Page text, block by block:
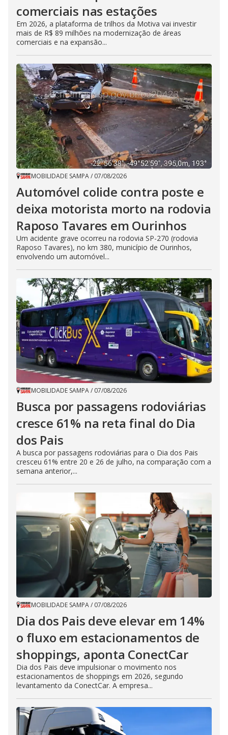
comerciais nas estações
Em 2026, a plataforma de trilhos da Motiva vai investir
mais de R$ 89 milhões na modernização de áreas
comerciais e na expansão...
MOBILIDADE SAMPA/ 07/08/2026
Automóvel colide contra poste e
deixa motorista morto na rodovia
Raposo Tavares em Ourinhos
Um acidente grave ocorreu na rodovia SP-270 (rodovia
Raposo Tavares), no km 380, município de Ourinhos,
envolvendo um automóvel...
MOBILIDADE SAMPA/ 07/08/2026
Busca por passagens rodoviárias
cresce 61% na reta final do Dia
dos Pais
A busca por passagens rodoviárias para o Dia dos Pais
cresceu 61% entre 20 e 26 de julho, na comparação com a
semana anterior,...
MOBILIDADE SAMPA/ 07/08/2026
Dia dos Pais deve elevar em 14%
o fluxo em estacionamentos de
shoppings, aponta ConectCar
Dia dos Pais deve impulsionar o movimento nos
estacionamentos de shoppings em 2026, segundo
levantamento da ConectCar. A empresa...